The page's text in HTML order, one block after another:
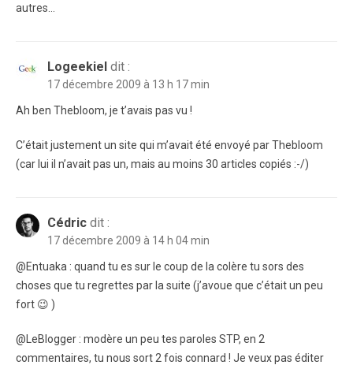
autres…
Logeekiel dit :
17 décembre 2009 à 13 h 17 min
Ah ben Thebloom, je t’avais pas vu !
C’était justement un site qui m’avait été envoyé par Thebloom
(car lui il n’avait pas un, mais au moins 30 articles copiés :-/)
Cédric dit :
17 décembre 2009 à 14 h 04 min
@Entuaka : quand tu es sur le coup de la colère tu sors des
choses que tu regrettes par la suite (j’avoue que c’était un peu
fort 😉 )
@LeBlogger : modère un peu tes paroles STP, en 2
commentaires, tu nous sort 2 fois connard ! Je veux pas éditer